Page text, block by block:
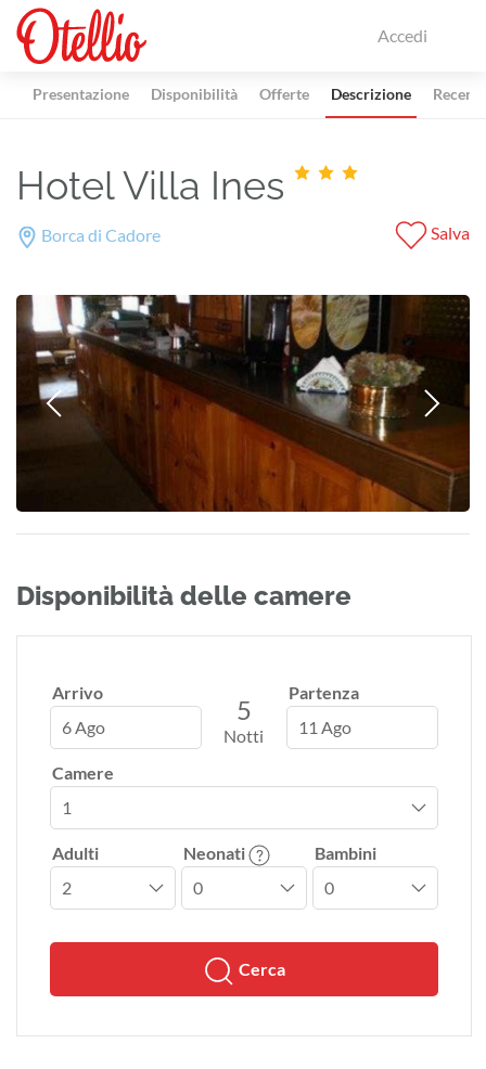
Accedi
Presentazione Disponibilità Offerte Descrizione
Hotel Villa Ines
Borca di Cadore Salva
Disponibilità delle camere
Arrivo
6 Ago
5
Notti
Partenza
11 Ago
Camere
Adulti Neonati Bambini
Cerca